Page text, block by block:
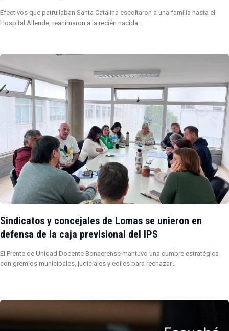
Efectivos que patrullaban Santa Catalina escoltaron a una familia hasta el
Hospital Allende, reanimaron a la recién nacida…
Sindicatos y concejales de Lomas se unieron en
defensa de la caja previsional del IPS
El Frente de Unidad Docente Bonaerense mantuvo una cumbre estratégica
con gremios municipales, judiciales y ediles para rechazar…